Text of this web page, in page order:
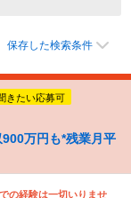
保存した検索条件
きたい応募可
万円も*残業月平
の経験は一切いりませ